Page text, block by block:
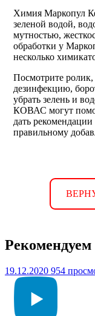
Химия Маркопул
зеленой водой,
мутностью,
обработки у
несколько
Посмотрите ролик,
дезинфекцию,
убрать зелень и
КОВАС могут
дать
правильному
Рекомендуем
19.12.2020 954